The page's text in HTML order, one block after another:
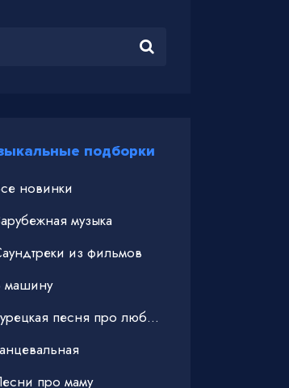
подборки
новинки
музыка
из фильмов
машину
песня про любовь
про маму